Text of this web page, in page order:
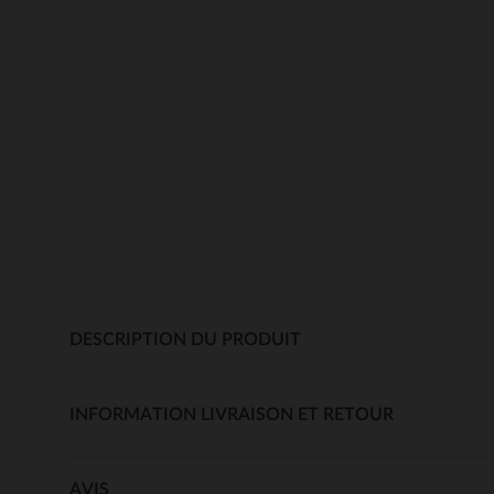
DESCRIPTION DU PRODUIT
INFORMATION LIVRAISON ET RETOUR
AVIS